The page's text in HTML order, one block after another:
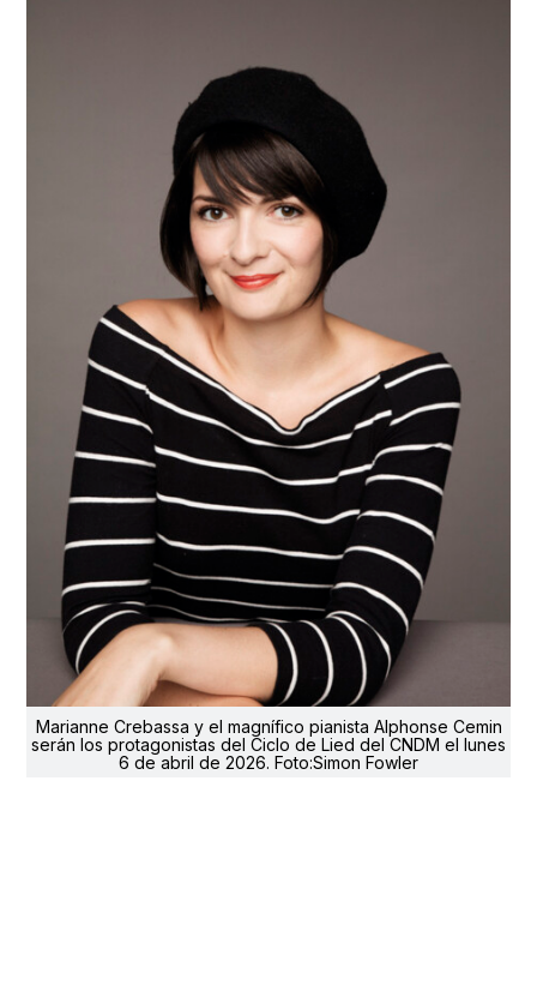
Marianne Crebassa y el magnífico pianista Alphonse Cemin
serán los protagonistas del Ciclo de Lied del CNDM el lunes
6 de abril de 2026. Foto:Simon Fowler